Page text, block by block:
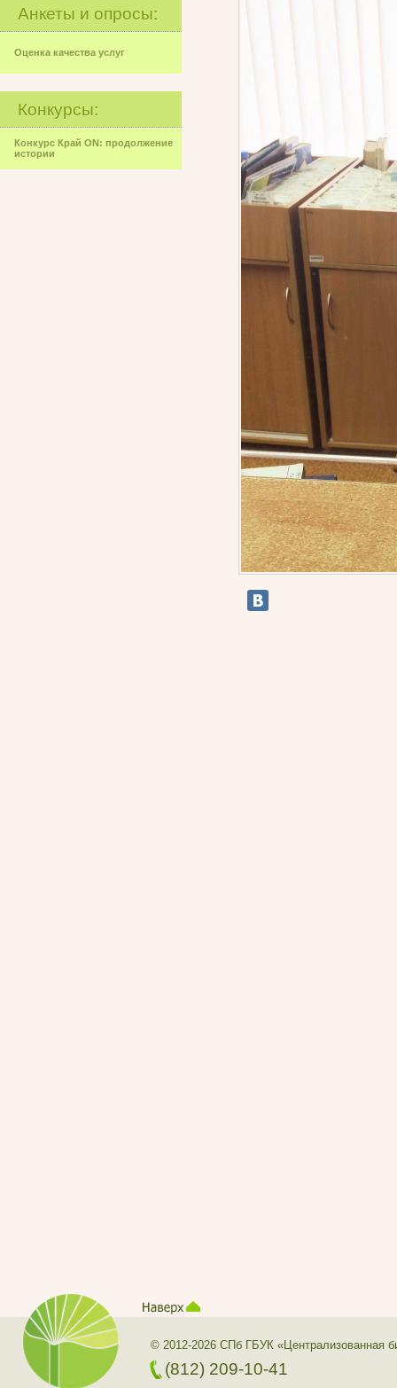
Анкеты и опросы:
Оценка качества услуг
Конкурсы:
Конкурс Край ON: продолжение
истории
© 2012-2026 СПб ГБУК «Централизованная
(812) 209-10-41